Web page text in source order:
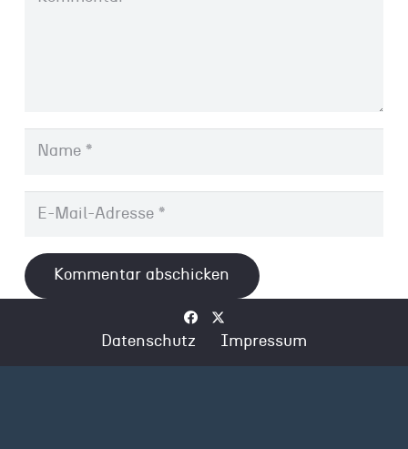
Kommentar abschicken
Datenschutz Impressum